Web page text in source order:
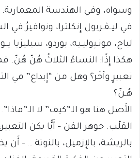
وسواه، وفي الهندسة المعمارية:
في ليـﭭـربول إِنكلترا، ونوافيرُ في
لياج، مونـﭙوليـيه، بوردو، سيليزيا
هكذا إِذًا: النساءُ الثلاثُ هُنّ هُنّ.
تعبيرٍ وآخَر؟ وهل من “إِبداع” في
هُـنّ؟
الأَصل هنا هو الـ”كيف” لا
القلْب. جوهر الفن – أَيًّا يكن
بالريشة، بالإِزميل، بالنوتة … –